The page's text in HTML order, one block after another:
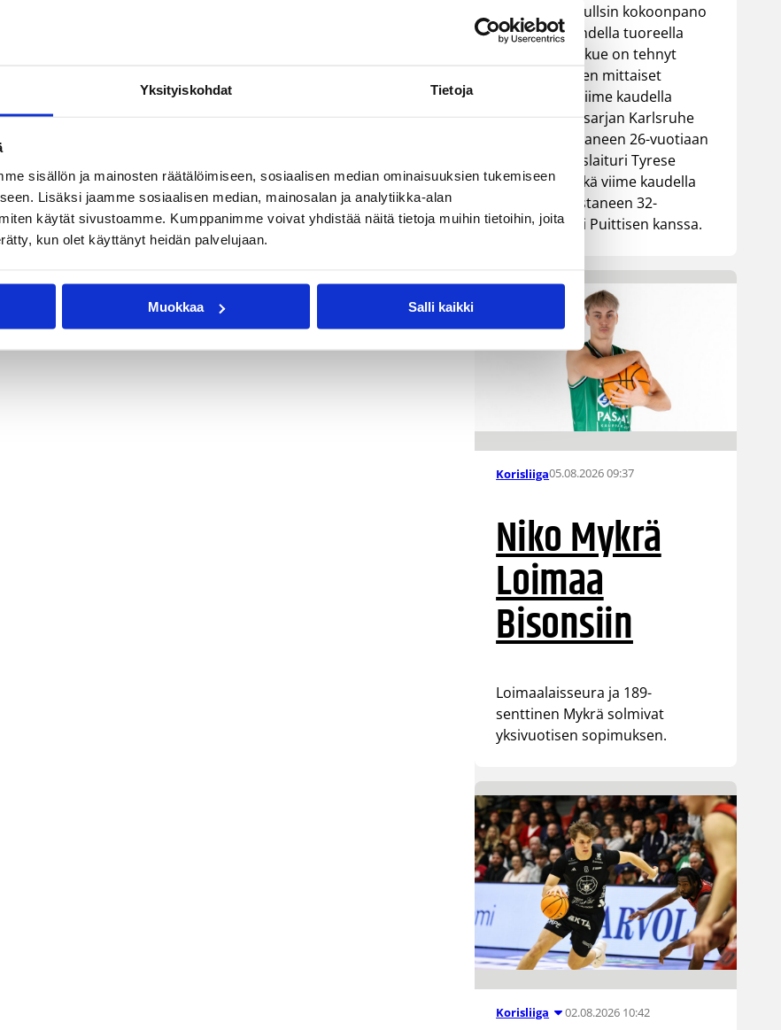
Yksityiskohdat Tietoja
sisällön ja mainosten räätälöimiseen, sosiaalisen median ominaisuuksien tukemiseen
Lisäksi jaamme sosiaalisen median, mainosalan ja analytiikka-alan
käytät sivustoamme. Kumppanimme voivat yhdistää näitä tietoja muihin tietoihin, joita
kun olet käyttänyt heidän palvelujaan.
Muokkaa Salli kaikki
Helsinki Seagullsin kokoonpano
vahvistuu kahdella tuoreella
kasvolla. Joukkue on tehnyt
tulevan kauden mittaiset
sopimukset viime kaudella
Saksan ProA-sarjan Karlsruhe
Lionsia edustaneen 26-vuotiaan
yhdysvaltalaislaituri Tyrese
Williamsin sekä viime kaudella
Kouvoja edustaneen 32-
vuotiaan Timi Puittisen kanssa.
Korisliiga05.08.2026 09:37
Niko Mykrä
Loimaa
Bisonsiin
Loimaalaisseura ja 189-
senttinen Mykrä solmivat
yksivuotisen sopimuksen.
Korisliiga 02.08.2026 10:42